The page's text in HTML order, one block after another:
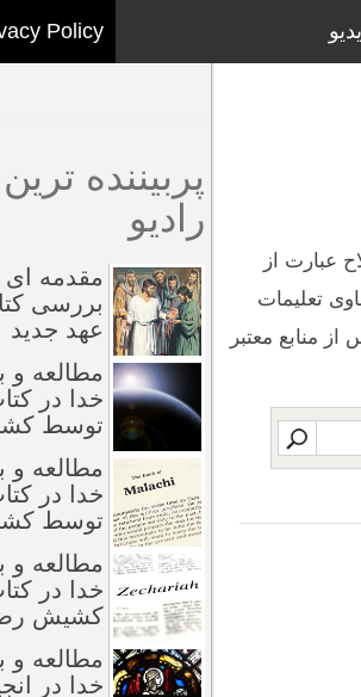
Policy
عبارت از
تعلیمات
منابع معتبر
پربیننده
رادیو
مقدمه ای
بررسی
عهد جدید
مطالعه و
خدا در
توسط
مطالعه و
خدا در
توسط
مطالعه و
خدا در
کشیش
مطالعه و
خدا در